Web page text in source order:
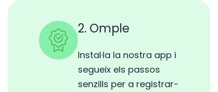
2. Omple
Instal·la la nostra app i
segueix els passos
senzills per a registrar-